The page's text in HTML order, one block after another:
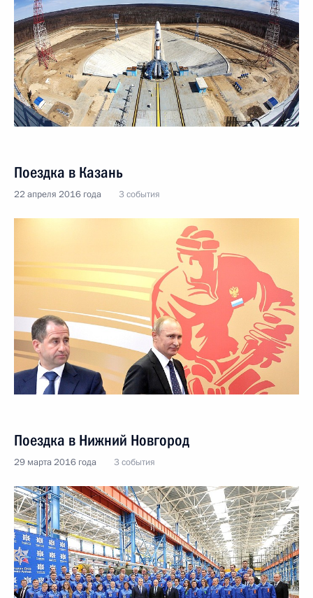
Поездка в Казань
22 апреля 2016 года 3 события
Поездка в Нижний Новгород
29 марта 2016 года 3 события